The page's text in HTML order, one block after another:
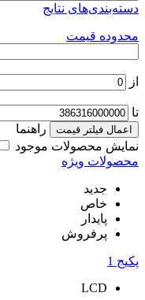
دسته‌بندی‌های نتایج
محدوده قیمت
از
تا
اعمال فیلتر قیمت
راهنما
نمایش محصولات موجود
محصولات ویژه
جدید
خاص
پایدار
پرفروش
پکیج 1
LCD